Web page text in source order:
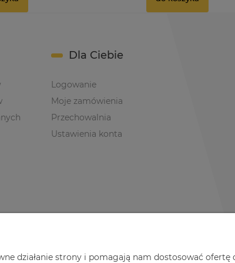
Dla Ciebie
Logowanie
Moje zamówienia
Przechowalnia
Ustawienia konta
działanie strony i pomagają nam dostosować ofertę